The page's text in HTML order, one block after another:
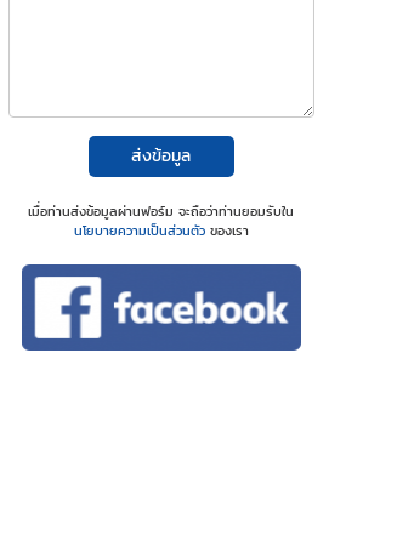
ส่งข้อมูล
เมื่อท่านส่งข้อมูลผ่านฟอร์ม จะถือว่าท่านยอมรับใน
นโยบายความเป็นส่วนตัวของเรา